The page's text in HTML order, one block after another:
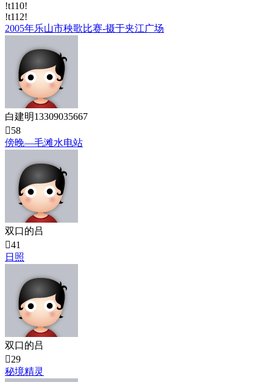
!t110!
!t112!
2005年乐山市秧歌比赛-摄于夹江广场
白建明13309035667
58
傍晚—毛滩水电站
双口的吕
41
日照
双口的吕
29
秘境精灵